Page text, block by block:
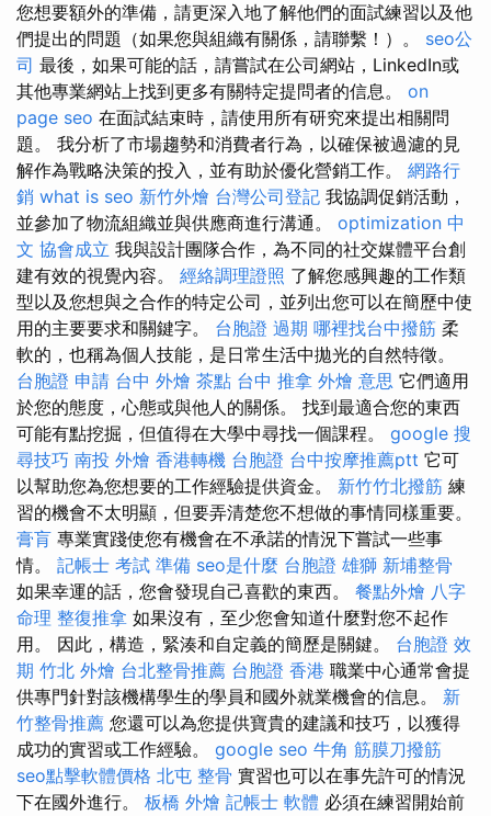
您想要額外的準備，請更深入地了解他們的面試練習以及他
們提出的問題（如果您與組織有關係，請聯繫！）。 seo公
司 最後，如果可能的話，請嘗試在公司網站，LinkedIn或
其他專業網站上找到更多有關特定提問者的信息。 on
page seo 在面試結束時，請使用所有研究來提出相關問
題。 我分析了市場趨勢和消費者行為，以確保被過濾的見
解作為戰略決策的投入，並有助於優化營銷工作。 網路行
銷 what is seo 新竹外燴 台灣公司登記 我協調促銷活動，
並參加了物流組織並與供應商進行溝通。 optimization 中
文 協會成立 我與設計團隊合作，為不同的社交媒體平台創
建有效的視覺內容。 經絡調理證照 了解您感興趣的工作類
型以及您想與之合作的特定公司，並列出您可以在簡歷中使
用的主要要求和關鍵字。 台胞證 過期 哪裡找台中撥筋 柔
軟的，也稱為個人技能，是日常生活中拋光的自然特徵。
台胞證 申請 台中 外燴 茶點 台中 推拿 外燴 意思 它們適用
於您的態度，心態或與他人的關係。 找到最適合您的東西
可能有點挖掘，但值得在大學中尋找一個課程。 google 搜
尋技巧 南投 外燴 香港轉機 台胞證 台中按摩推薦ptt 它可
以幫助您為您想要的工作經驗提供資金。 新竹竹北撥筋 練
習的機會不太明顯，但要弄清楚您不想做的事情同樣重要。
膏肓 專業實踐使您有機會在不承諾的情況下嘗試一些事
情。 記帳士 考試 準備 seo是什麼 台胞證 雄獅 新埔整骨
如果幸運的話，您會發現自己喜歡的東西。 餐點外燴 八字
命理 整復推拿 如果沒有，至少您會知道什麼對您不起作
用。 因此，構造，緊湊和自定義的簡歷是關鍵。 台胞證 效
期 竹北 外燴 台北整骨推薦 台胞證 香港 職業中心通常會提
供專門針對該機構學生的學員和國外就業機會的信息。 新
竹整骨推薦 您還可以為您提供寶貴的建議和技巧，以獲得
成功的實習或工作經驗。 google seo 牛角 筋膜刀撥筋
seo點擊軟體價格 北屯 整骨 實習也可以在事先許可的情況
下在國外進行。 板橋 外燴 記帳士 軟體 必須在練習開始前